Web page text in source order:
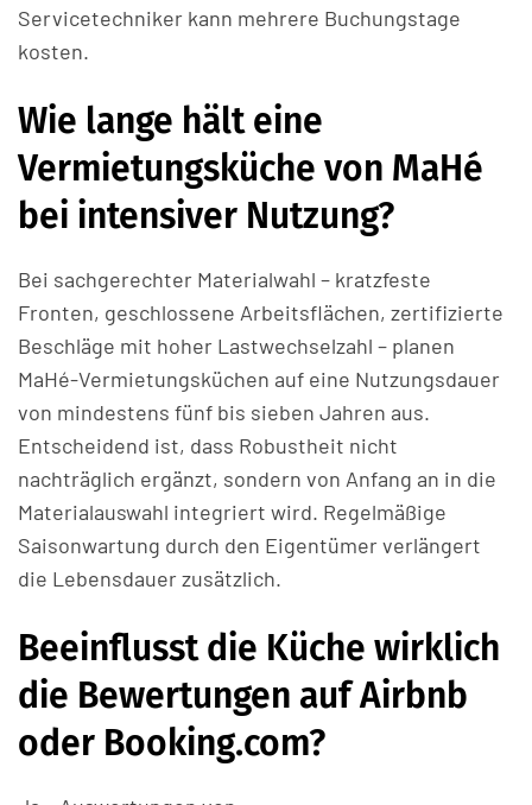
Servicetechniker kann mehrere Buchungstage
kosten.
Wie lange hält eine
Vermietungsküche von MaHé
bei intensiver Nutzung?
Bei sachgerechter Materialwahl – kratzfeste
Fronten, geschlossene Arbeitsflächen, zertifizierte
Beschläge mit hoher Lastwechselzahl – planen
MaHé-Vermietungsküchen auf eine Nutzungsdauer
von mindestens fünf bis sieben Jahren aus.
Entscheidend ist, dass Robustheit nicht
nachträglich ergänzt, sondern von Anfang an in die
Materialauswahl integriert wird. Regelmäßige
Saisonwartung durch den Eigentümer verlängert
die Lebensdauer zusätzlich.
Beeinflusst die Küche wirklich
die Bewertungen auf Airbnb
oder Booking.com?